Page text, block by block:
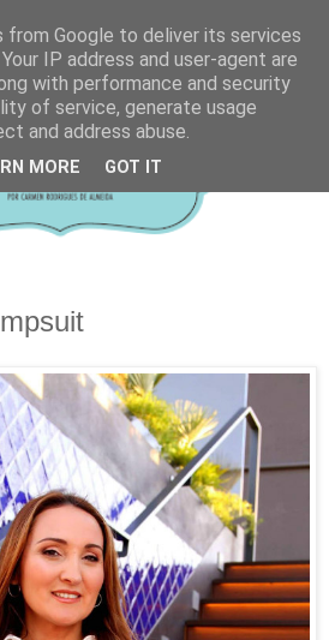
from Google to deliver its services
IP address and user-agent are
with performance and security
of service, generate usage
and address abuse.
MORE GOT IT